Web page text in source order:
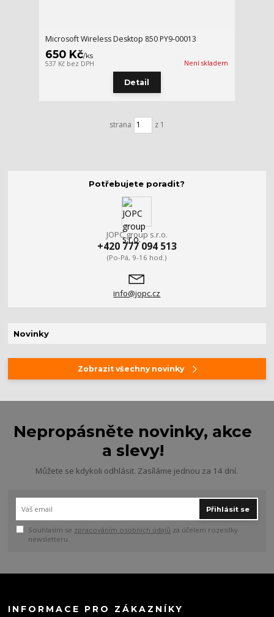
Microsoft Wireless Desktop 850 PY9-00013
650 Kč/ks
537 Kč bez DPH Není skladem
Detail
strana z 1
Potřebujete poradit?
JOPC group s.r.o.
+420 777 094 513
(Po-Pá, 9-16 hod.)
info@jopc.cz
Novinky
Zobrazit všechny novinky
Nepropásněte novinky, akce
a slevy!
Můžete se kdykoli odhlásit. Zasíláme jednou za 14 dní.
Přihlásit se
Souhlasím se zpracováním osobních údajů za účelem rozesílky
newsletteru.
INFORMACE PRO ZÁKAZNÍKY